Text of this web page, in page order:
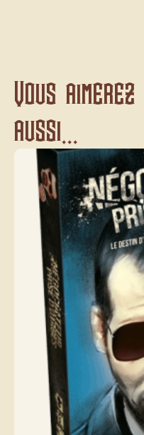
Vous
aussi...